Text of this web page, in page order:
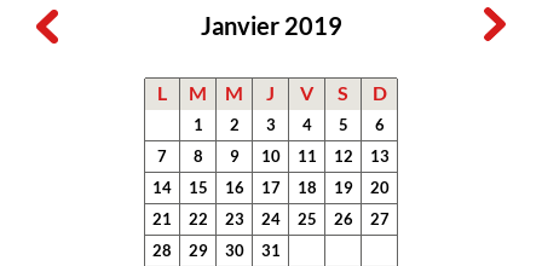
Janvier 2019
L M M J V S D
1 2 3 4 5
6
7
8 9 10 11 12
13
14
15 16 17 18 19
20
21
22 23 24 25 26
27
28
29 30 31